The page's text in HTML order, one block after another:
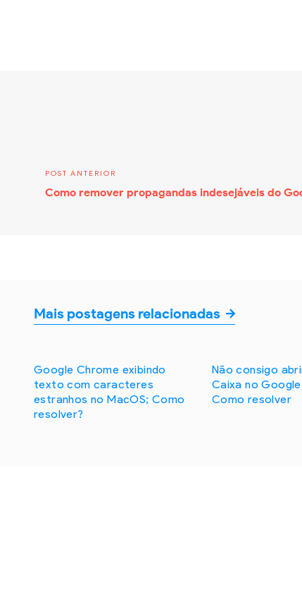
Como remover propagandas indesejáveis do
Mais postagens relacionadas
Google Chrome exibindo
texto com caracteres
estranhos no MacOS; Como
resolver?
Não consigo
Caixa no
Como resolver